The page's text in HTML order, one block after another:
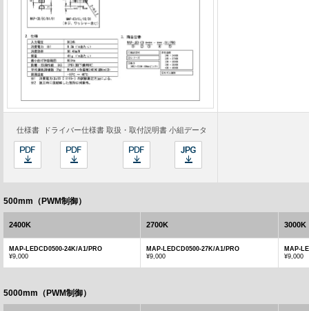
仕様書 ドライバー仕様書 取扱・取付説明書 小組データ
500mm（PWM制御）
2400K 2700K 3000K
MAP-LEDCD0500-24K/A1/PRO
¥9,000
MAP-LEDCD0500-27K/A1/PRO
¥9,000
MAP-
¥9,000
5000mm（PWM制御）